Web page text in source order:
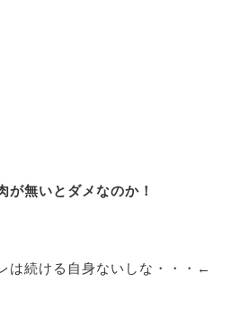
が無いとダメなのか！
は続ける自身ないしな・・・←